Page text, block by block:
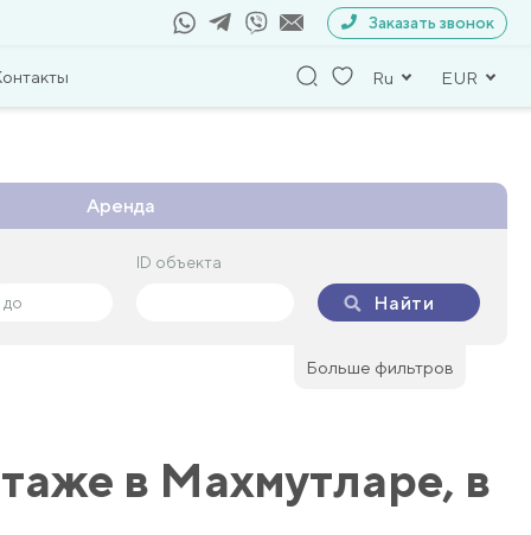
Заказать звонок
Ru EUR
Аренда
ID объекта
Найти
Больше фильтров
ID объекта
Найти
в Махмутларе, в